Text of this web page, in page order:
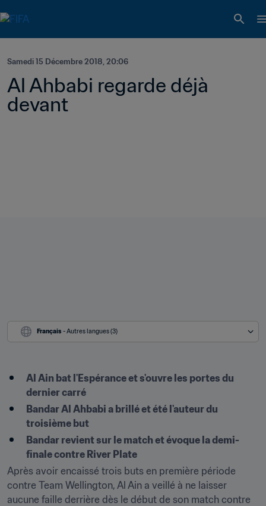
Samedi 15 Décembre 2018, 20:06
Al Ahbabi regarde déjà
devant
Français - Autres langues (3)
Al Ain bat l'Espérance et s'ouvre les portes du
dernier carré
Bandar Al Ahbabi a brillé et été l'auteur du
troisième but
Bandar revient sur le match et évoque la demi-
finale contre River Plate
Après avoir encaissé trois buts en première période
contre Team Wellington, Al Ain a veillé à ne laisser
aucune faille derrière dès le début de son match contre